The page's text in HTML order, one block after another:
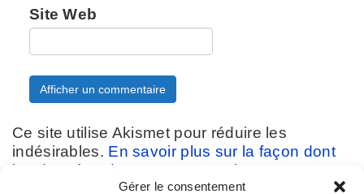
Gérer le consentement
Site Web
Ce site utilise Akismet pour réduire les
indésirables. En savoir plus sur la façon dont
les données de vos commentaires sont